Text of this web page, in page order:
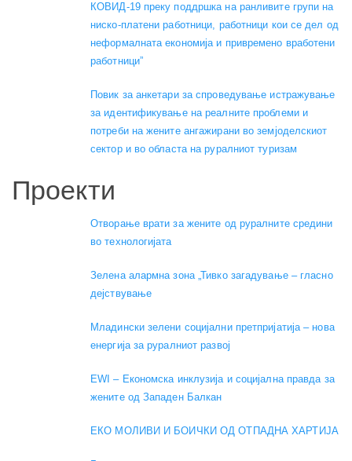
КОВИД-19 преку поддршка на ранливите групи на
ниско-платени работници, работници кои се дел од
неформалната економија и привремено вработени
работници”
Повик за анкетари за спроведување истражување
за идентификување на реалните проблеми и
потреби на жените ангажирани во земјоделскиот
сектор и во областа на руралниот туризам
Проекти
Отворање врати за жените од руралните средини
во технологијата
Зелена алармна зона „Тивко загадување – гласно
дејствување
Младински зелени социјални претпријатија – нова
енергија за руралниот развој
EWI – Економска инклузија и социјална правда за
жените од Западен Балкан
ЕКО МОЛИВИ И БОИЧКИ ОД ОТПАДНА ХАРТИЈА